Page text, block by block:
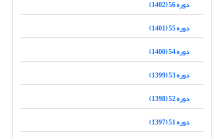
دوره 56 (1402)
دوره 55 (1401)
دوره 54 (1400)
دوره 53 (1399)
دوره 52 (1398)
دوره 51 (1397)